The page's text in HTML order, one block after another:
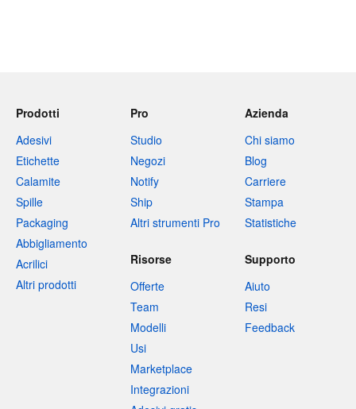
Prodotti
Adesivi
Etichette
Calamite
Spille
Packaging
Abbigliamento
Acrilici
Altri prodotti
Pro
Studio
Negozi
Notify
Ship
Altri strumenti Pro
Azienda
Chi siamo
Blog
Carriere
Stampa
Statistiche
Risorse
Offerte
Team
Modelli
Usi
Marketplace
Integrazioni
Supporto
Aiuto
Resi
Feedback